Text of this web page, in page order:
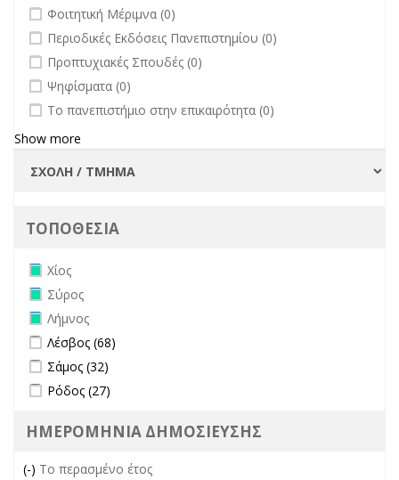
undefined
Φοιτητική Μέριμνα (0)
undefined
Περιοδικές Εκδόσεις Πανεπιστημίου (0)
undefined
Προπτυχιακές Σπουδές (0)
undefined
Ψηφίσματα (0)
undefined
Το πανεπιστήμιο στην επικαιρότητα (0)
Show more
ΤΟΠΟΘΕΣΙΑ
Remove Χίος filter
Χίος
Remove Σύρος filter
Σύρος
Remove Λήμνος filter
Λήμνος
Apply Λέσβος filter
Λέσβος (68)
Apply Σάμος filter
Σάμος (32)
Apply Ρόδος filter
Ρόδος (27)
ΗΜΕΡΟΜΗΝΙΑ ΔΗΜΟΣΙΕΥΣΗΣ
(-) Remove Το περασμένο έτος filter
Το περασμένο έτος